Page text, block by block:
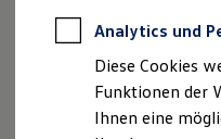
Finanzierung
Für
Für
Leasing
Impressum
Diensteanbieter im
Analytics und
Diese Cookies
Funktionen der
Ihnen eine